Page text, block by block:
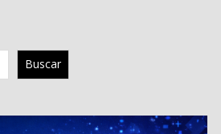
Buscar